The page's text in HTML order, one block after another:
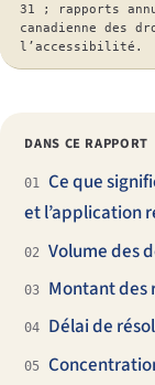
31 ; rapports
canadienne des
l’accessibilité.
DANS CE RAPPORT
01 Ce que
et l’application
02 Volume des
03 Montant des
04 Délai de
05